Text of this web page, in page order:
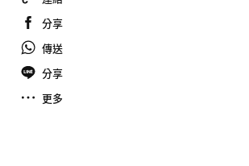
分享
傳送
分享
更多